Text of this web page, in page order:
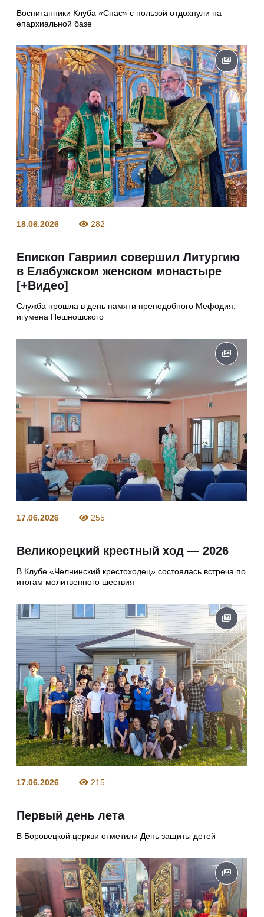
Воспитанники Клуба «Спас» с пользой отдохнули на
епархиальной базе
18.06.2026 282
Епископ Гавриил совершил Литургию
в Елабужском женском монастыре
[+Видео]
Служба прошла в день памяти преподобного Мефодия,
игумена Пешношского
17.06.2026 255
Великорецкий крестный ход — 2026
В Клубе «Челнинский крестоходец» состоялась встреча по
итогам молитвенного шествия
17.06.2026 215
Первый день лета
В Боровецкой церкви отметили День защиты детей